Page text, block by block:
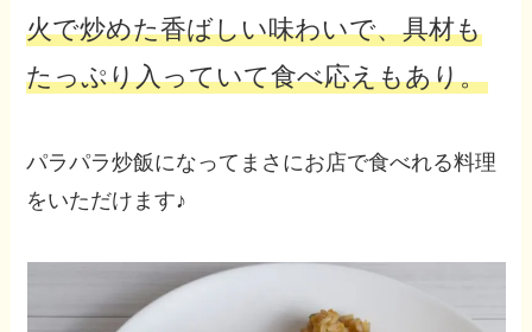
火で炒めた香ばしい味わいで、具材も
たっぷり入っていて食べ応えもあり。
パラパラ炒飯になってまさにお店で食べれる料理
をいただけます♪